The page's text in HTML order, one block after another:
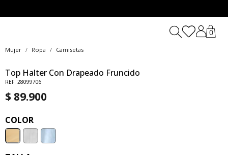
0
Mujer Ropa Camisetas
Top Halter Con Drapeado Fruncido
REF. 28099706
$ 89.900
COLOR